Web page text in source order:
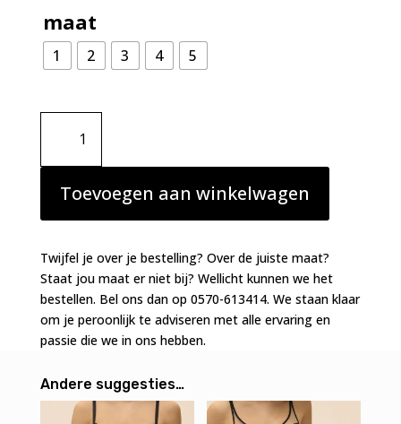
maat
1 2 3 4 5
Simone
Perele
Romance
slip
light
aantal
Toevoegen aan winkelwagen
Twijfel je over je bestelling? Over de juiste maat?
Staat jou maat er niet bij? Wellicht kunnen we het
bestellen. Bel ons dan op 0570-613414. We staan klaar
om je peroonlijk te adviseren met alle ervaring en
passie die we in ons hebben.
Andere suggesties…